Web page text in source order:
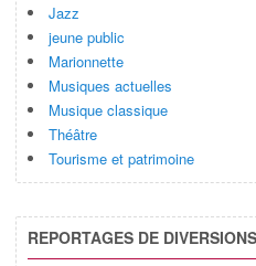
Jazz
jeune public
Marionnette
Musiques actuelles
Musique classique
Théâtre
Tourisme et patrimoine
REPORTAGES DE DIVERSIONS